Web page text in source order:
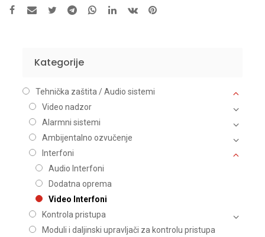
Kategorije
Tehnička zaštita / Audio sistemi
Video nadzor
Alarmni sistemi
Ambijentalno ozvučenje
Interfoni
Audio Interfoni
Dodatna oprema
Video Interfoni
Kontrola pristupa
Moduli i daljinski upravljači za kontrolu pristupa